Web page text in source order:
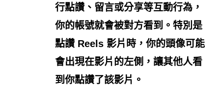
行點讚、留言或分享等互動行為，
你的帳號就會被對方看到。特別是
點讚 Reels 影片時，你的頭像可能
會出現在影片的左側，讓其他人看
到你點讚了該影片。